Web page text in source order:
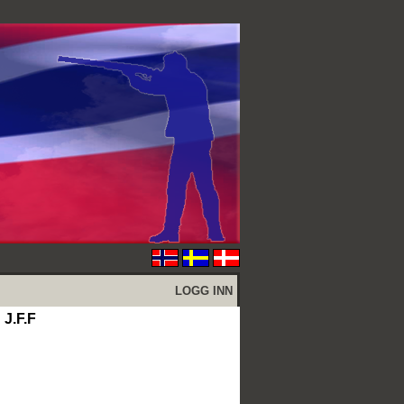
LOGG INN